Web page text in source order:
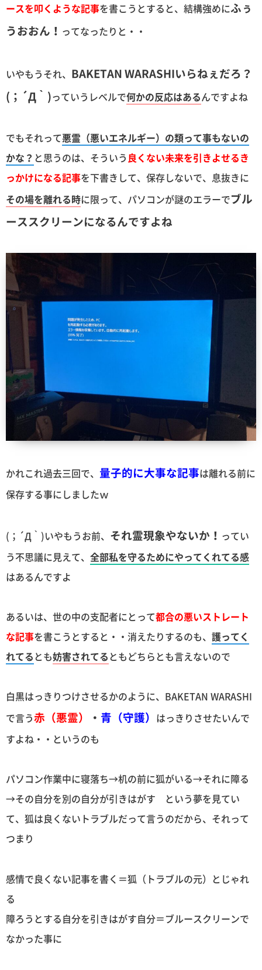
ースを叩くような記事を書こうとすると、結構強めにふぅ
うおおん！ ってなったりと・・
いやもうそれ、 BAKETAN WARASHIいらねぇだろ？
(；´Д｀)っていうレベルで何かの反応はあるんですよね
でもそれって悪霊（悪いエネルギー）の類って事もないの
かな？ と思うのは、そういう良くない未来を引きよせるき
っかけになる記事を下書きして、保存しないで、息抜きに
その場を離れる時に限って、パソコンが謎のエラーでブル
ーススクリーンになるんですよね
かれこれ過去三回で、 量子的に大事な記事は離れる前に
保存する事にしましたｗ
(；´Д｀)いやもうお前、 それ霊現象やないか！ ってい
う不思議に見えて、 全部私を守るためにやってくれてる感
はあるんですよ
あるいは、世の中の支配者にとって都合の悪いストレート
な記事を書こうとすると・・消えたりするのも、 護ってく
れてるとも妨害されてるともどちらとも言えないので
白黒はっきりつけさせるかのように、BAKETAN WARASHI
で言う赤（悪霊） ・ 青（守護） はっきりさせたいんで
すよね・・というのも
パソコン作業中に寝落ち→机の前に狐がいる→それに障る
→その自分を別の自分が引きはがす という夢を見てい
て、狐は良くないトラブルだって言うのだから、それって
つまり
感情で良くない記事を書く＝狐（トラブルの元）とじゃれ
る
障ろうとする自分を引きはがす自分＝ブルースクリーンで
なかった事に